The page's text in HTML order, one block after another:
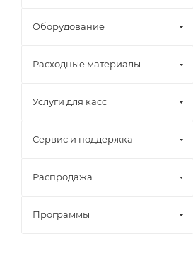
Оборудование
Расходные материалы
Услуги для касс
Сервис и поддержка
Распродажа
Программы